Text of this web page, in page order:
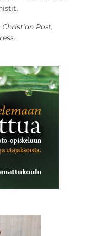
Christian Post,